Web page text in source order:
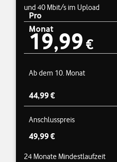
und 40 Mbit/s im Upload
Preisübersicht
Pro
Monat
19,99 €
19,99 €
Ab dem 10. Monat
44,99 €
Anschlusspreis
49,99 €
24 Monate Mindestlaufzeit